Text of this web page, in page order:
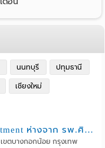
นนทบุรี ปทุมธานี
เชียงใหม่
Bridge Siriraj Service Apartment ห่างจาก รพ.ศิริราช เพียง 900 เมตร
ขตบางกอกน้อย กรุงเทพ